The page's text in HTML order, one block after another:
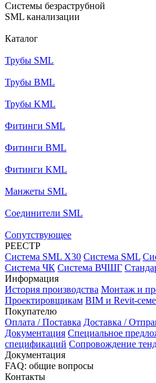
Системы безраструбной
SML канализации
Каталог
Трубы SML
Трубы BML
Трубы KML
Фитинги SML
Фитинги BML
Фитинги KML
Манжеты SML
Соединители SML
Сопутствующее
РЕЕСТР
Система SML X30 Система SML
Система ЧК Система ВЧШГ
Информация
История производства Монтаж и
Проектировщикам BIM и Revit-
Покупателю
Оплата / Поставка Доставка /
Документация Специальное
спецификаций Сопровождение
Документация
FAQ: общие вопросы
Контакты